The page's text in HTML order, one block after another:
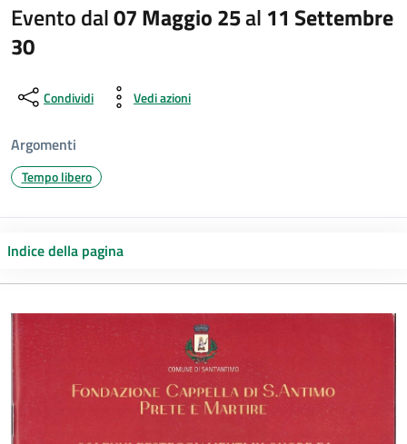
Evento dal07 Maggio 25al 11 Settembre
30
Condividi Vedi azioni
Argomenti
Tempo libero
Indice della pagina